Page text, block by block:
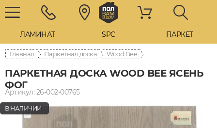
ЛАМИНАТ SPC ПАРКЕТ
Главная Паркетная доска Wood Bee
ПАРКЕТНАЯ ДОСКА WOOD BEE ЯСЕНЬ
ФОГ
Артикул: 26-002-00765
В НАЛИЧИИ